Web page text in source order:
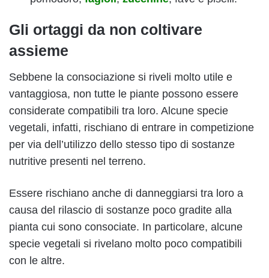
Gli ortaggi da non coltivare
assieme
Sebbene la consociazione si riveli molto utile e
vantaggiosa, non tutte le piante possono essere
considerate compatibili tra loro. Alcune specie
vegetali, infatti, rischiano di entrare in competizione
per via dell’utilizzo dello stesso tipo di sostanze
nutritive presenti nel terreno.
Essere rischiano anche di danneggiarsi tra loro a
causa del rilascio di sostanze poco gradite alla
pianta cui sono consociate. In particolare, alcune
specie vegetali si rivelano molto poco compatibili
con le altre.